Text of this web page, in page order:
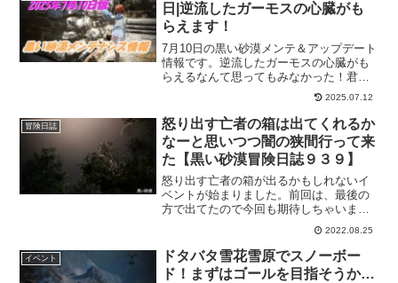
日|逆流したガーモスの心臓がも
らえます！
7月10日の黒い砂漠メンテ＆アップデート
情報です。逆流したガーモスの心臓がも
らえるなんて思ってもみなかった！君王
メイン武器が改良できるようになった事
に対してのものなんだけど、覚醒武器も
まだなので先に覚醒武器から改良しよう
かな。
2025.07.12
冒険日誌
怒り出す亡者の箱は出てくれるか
なーと思いつつ闇の狭間行って来
た【黒い砂漠冒険日誌９３９】
怒り出す亡者の箱が出るかもしれないイ
ベントが始まりました。前回は、最後の
方で出てたので今回も期待しちゃいま
す。とりあえずは、イベントの闇の狭間
ボスにまずは行ってみます。たぶん、イ
ベント始まったところだから怒り出す亡
者の箱は出ないと予想してますが。
2022.08.25
イベント
ドタバタ雪花雪原でスノーボー
ド！まずはゴールを目指そうか…